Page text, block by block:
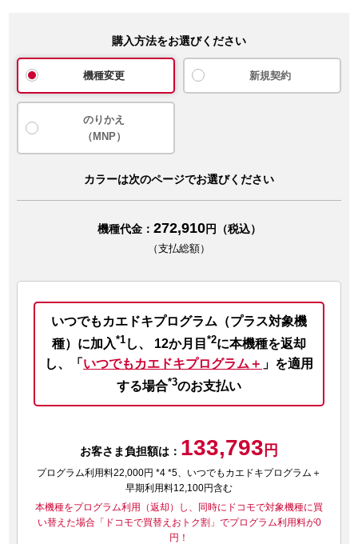
購入方法をお選びください
機種変更 新規契約
のりかえ
（MNP）
カラーは次のページでお選びください
機種代金： 272,910円（税込）
（支払総額）
いつでもカエドキプログラム（プラス対象機
種）に加入*1 し、 12か月目 *2に本機種を返却
し、
「 いつでもカエドキプログラム＋ 」を適用
する場合*3のお支払い
お客さま負担額は： 133,793 円
プログラム利用料22,000円 *4 *5、いつでもカエドキプログラム＋
早期利用料12,100円含む
本機種をプログラム利用（返却）し、同時にドコモで対象機種に買
い替えた場合「ドコモで買替えおトク割」でプログラム利用料が0
円！